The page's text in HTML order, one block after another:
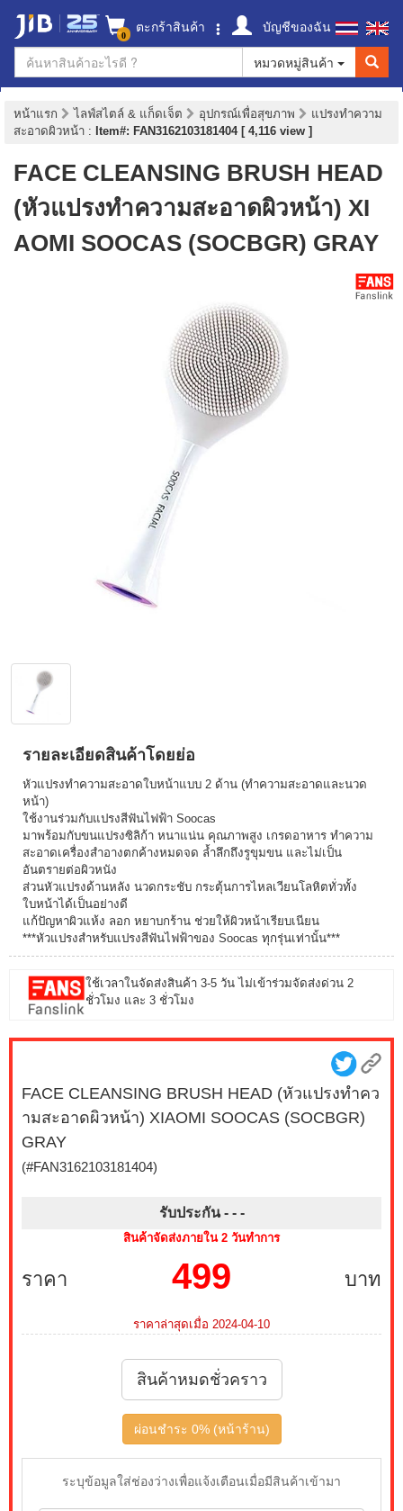
0 ตะกร้าสินค้า
บัญชีของฉัน
หมวดหมู่สินค้า
หน้าแรก ไลฟ์สไตล์ & แก็ดเจ็ต อุปกรณ์เพื่อสุขภาพ
แปรงทำความ
สะอาดผิวหน้า : Item#: FAN3162103181404 [ 4,116 view ]
FACE CLEANSING BRUSH HEAD
(หัวแปรงทำความสะอาดผิวหน้า) XI
AOMI SOOCAS (SOCBGR) GRAY
รายละเอียดสินค้าโดยย่อ
หัวแปรงทำความสะอาดใบหน้าแบบ 2 ด้าน (ทำความสะอาดและนวด
หน้า)
ใช้งานร่วมกับแปรงสีฟันไฟฟ้า Soocas
มาพร้อมกับขนแปรงซิลิก้า หนาแน่น คุณภาพสูง เกรดอาหาร ทำความ
สะอาดเครื่องสำอางตกค้างหมดจด ล้ำลึกถึงรูขุมขน และไม่เป็น
อันตรายต่อผิวหนัง
ส่วนหัวแปรงด้านหลัง นวดกระชับ กระตุ้นการไหลเวียนโลหิตทั่วทั้ง
ใบหน้าได้เป็นอย่างดี
แก้ปัญหาผิวแห้ง ลอก หยาบกร้าน ช่วยให้ผิวหน้าเรียบเนียน
***หัวแปรงสำหรับแปรงสีฟันไฟฟ้าของ Soocas ทุกรุ่นเท่านั้น***
ใช้เวลาในจัดส่งสินค้า 3-5 วัน ไม่เข้าร่วมจัดส่งด่วน 2
ชั่วโมง และ 3 ชั่วโมง
FACE CLEANSING BRUSH HEAD (หัวแปรงทำคว
ามสะอาดผิวหน้า) XIAOMI SOOCAS (SOCBGR)
GRAY
(#FAN3162103181404)
รับประกัน - - -
สินค้าจัดส่งภายใน 2 วันทำการ
ราคา บาท
499
ราคาล่าสุดเมื่อ 2024-04-10
สินค้าหมดชั่วคราว
ผ่อนชำระ 0% (หน้าร้าน)
ระบุข้อมูลใส่ช่องว่างเพื่อแจ้งเตือนเมื่อมีสินค้าเข้ามา